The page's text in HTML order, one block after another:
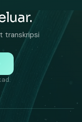
transkripsi